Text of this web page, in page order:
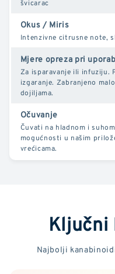
švicarac
Okus / Miris
Intenzivne citrusne note,
Mjere opreza pri
Za isparavanje ili infuziju.
izgaranje. Zabranjeno
dojiljama.
Očuvanje
Čuvati na hladnom i
mogućnosti u našim
vrećicama.
Ključni
Najbolji